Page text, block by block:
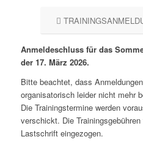
Anmeldeschluss für das
der 17. März 2026.
Bitte beachtet, dass
organisatorisch leider nicht mehr
Die Trainingstermine werden
verschickt. Die
Lastschrift eingezogen.